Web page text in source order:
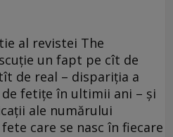
al revistei The
un fapt pe cît de
de real – dispariţia a
fetiţe în ultimii ani – şi
ale numărului
care se nasc în fiecare